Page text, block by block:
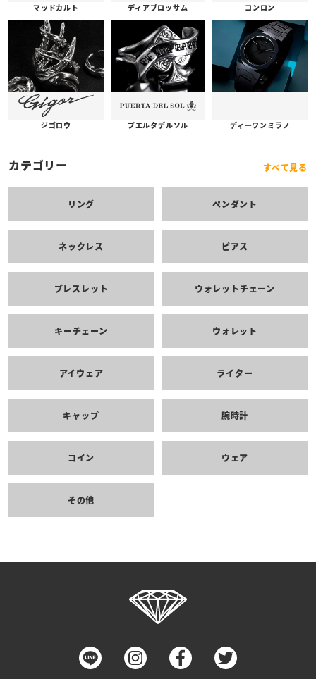
マッドカルト ディアブロッサム コンロン
ジゴロウ プエルタデルソル ディーワンミラノ
カテゴリー すべて見る
リング ペンダント
ネックレス ピアス
ブレスレット ウォレットチェーン
キーチェーン ウォレット
アイウェア ライター
キャップ 腕時計
コイン ウェア
その他